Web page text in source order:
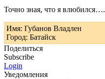
Точно зная, что я влюбился….
Имя: Губанов Владлен
Город: Батайск
Поделиться
Subscribe
Login
Уведомления